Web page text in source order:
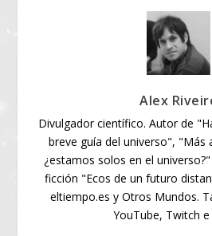
Alex
Divulgador científico. Autor de
breve guía del universo", "Más
¿estamos solos en el
ficción "Ecos de un futuro
eltiempo.es y Otros Mundos.
YouTube, Twitch e